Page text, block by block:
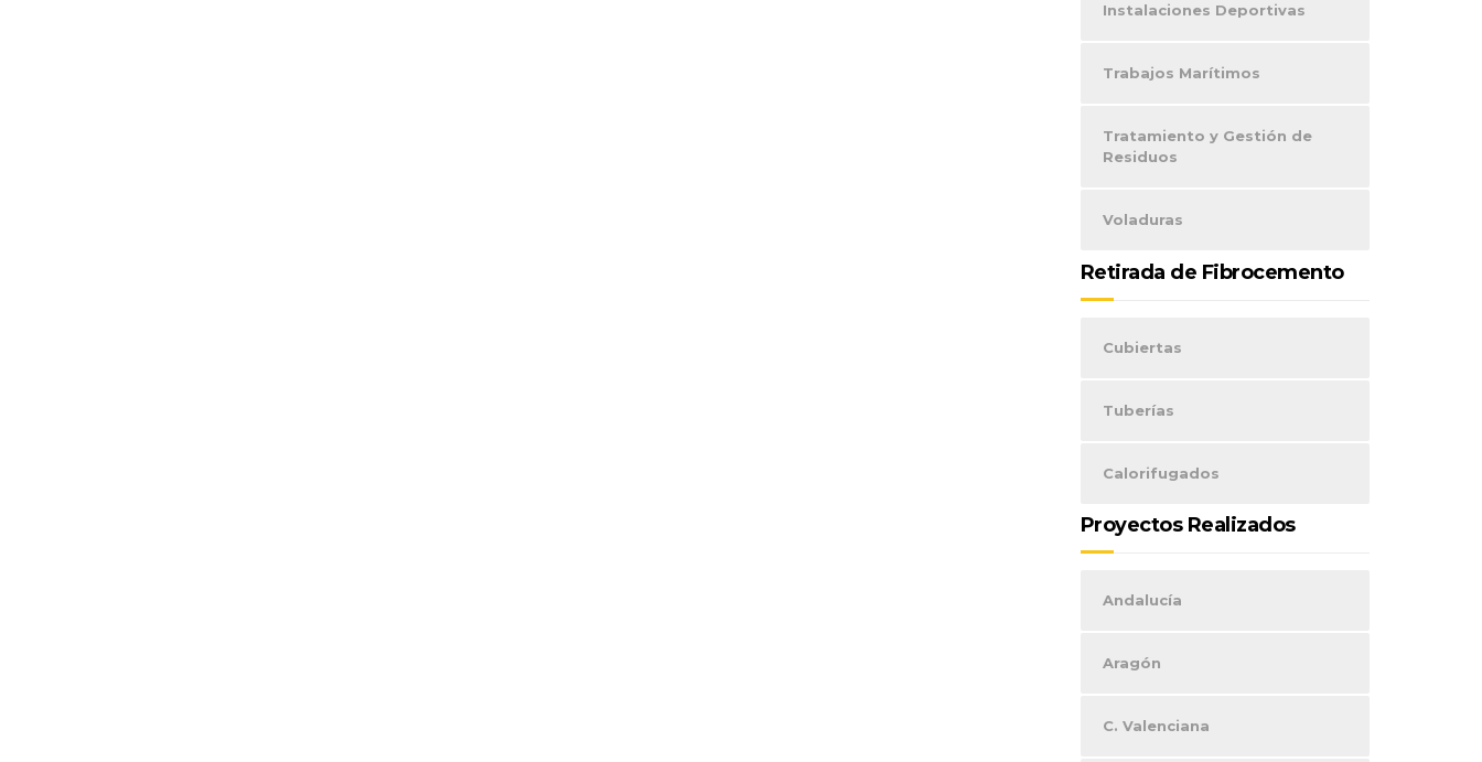
Instalaciones Deportivas
Trabajos Marítimos
Tratamiento y Gestión de
Residuos
Voladuras
Retirada de Fibrocemento
Cubiertas
Tuberías
Calorifugados
Proyectos Realizados
Andalucía
Aragón
C. Valenciana